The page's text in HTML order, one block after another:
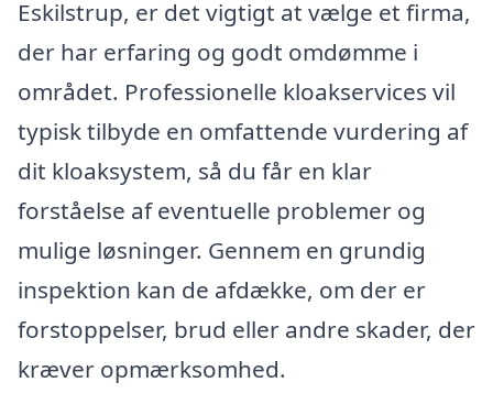
Eskilstrup, er det vigtigt at vælge et firma,
der har erfaring og godt omdømme i
området. Professionelle kloakservices vil
typisk tilbyde en omfattende vurdering af
dit kloaksystem, så du får en klar
forståelse af eventuelle problemer og
mulige løsninger. Gennem en grundig
inspektion kan de afdække, om der er
forstoppelser, brud eller andre skader, der
kræver opmærksomhed.